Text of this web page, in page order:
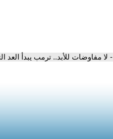
- لا مفاوضات للأبد.. ترمب يبدأ العد